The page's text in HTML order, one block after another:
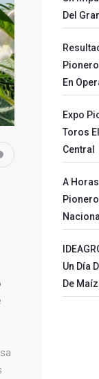
Del
En
Expo
Toros
Central
A
Nacional
Un Día
De Maíz